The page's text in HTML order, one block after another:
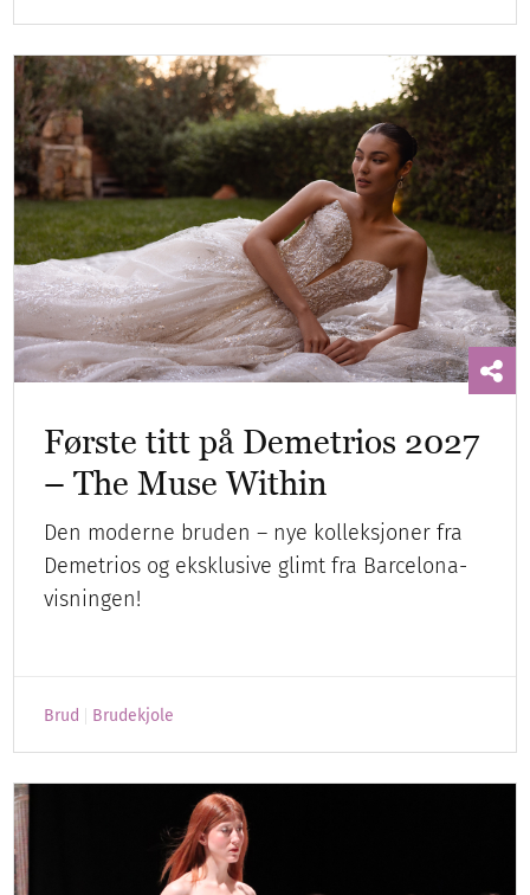
Første titt på Demetrios 2027
– The Muse Within
Den moderne bruden – nye kolleksjoner fra
Demetrios og eksklusive glimt fra Barcelona-
visningen!
Brud Brudekjole